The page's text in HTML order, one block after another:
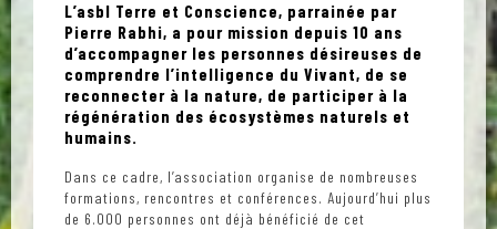
L’asbl Terre et Conscience, parrainée par
Pierre Rabhi, a pour mission depuis 10 ans
d’accompagner les personnes désireuses de
comprendre l’intelligence du Vivant, de se
reconnecter à la nature, de participer à la
régénération des écosystèmes naturels et
humains.
Dans ce cadre, l’association organise de nombreuses
formations, rencontres et conférences. Aujourd’hui plus
de 6.000 personnes ont déjà bénéficié de cet